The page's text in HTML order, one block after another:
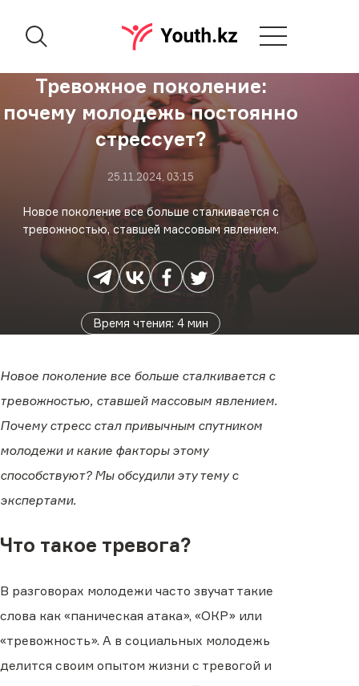
Тревожное поколение:
почему молодежь постоянно
стрессует?
25.11.2024, 03:15
Новое поколение все больше сталкивается с
тревожностью, ставшей массовым явлением.
Время чтения: 4мин
Новое поколение все больше сталкивается с
тревожностью, ставшей массовым явлением.
Почему стресс стал привычным спутником
молодежи и какие факторы этому
способствуют? Мы обсудили эту тему с
экспертами.
Что такое тревога?
В разговорах молодежи часто звучат такие
слова как «паническая атака», «ОКР» или
«тревожность». А в социальных молодежь
делится своим опытом жизни с тревогой и